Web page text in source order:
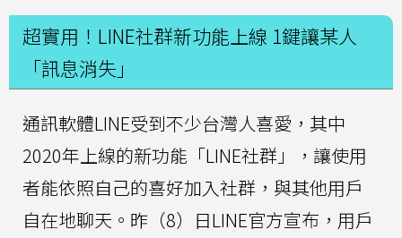
超實用！LINE社群新功能上線 1鍵讓某人
「訊息消失」
通訊軟體LINE受到不少台灣人喜愛，其中
2020年上線的新功能「LINE社群」，讓使用
者能依照自己的喜好加入社群，與其他用戶
自在地聊天。昨（8）日LINE官方宣布，用戶